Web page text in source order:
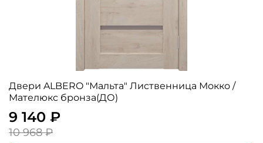
Двери ALBERO "Мальта" Лиственница Мокко /
Мателюкс бронза(ДО)
9 140 ₽
10 968 ₽